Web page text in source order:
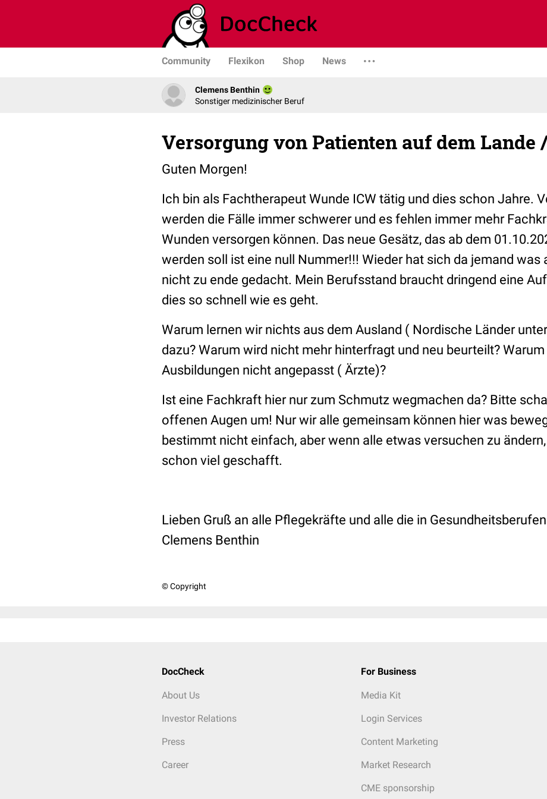
Community Flexikon Shop News
Clemens Benthin
Sonstiger medizinischer Beruf
Versorgung von Patienten auf dem Lande
Guten Morgen!
Ich bin als Fachtherapeut Wunde ICW tätig und dies schon Jahre.
werden die Fälle immer schwerer und es fehlen immer mehr
Wunden versorgen können. Das neue Gesätz, das ab dem
werden soll ist eine null Nummer!!! Wieder hat sich da jemand was
nicht zu ende gedacht. Mein Berufsstand braucht dringend eine
dies so schnell wie es geht.
Warum lernen wir nichts aus dem Ausland ( Nordische Länder
dazu? Warum wird nicht mehr hinterfragt und neu beurteilt?
Ausbildungen nicht angepasst ( Ärzte)?
Ist eine Fachkraft hier nur zum Schmutz wegmachen da? Bitte
offenen Augen um! Nur wir alle gemeinsam können hier was
bestimmt nicht einfach, aber wenn alle etwas versuchen zu
schon viel geschafft.
Lieben Gruß an alle Pflegekräfte und alle die in
Clemens Benthin
© Copyright
DocCheck
About Us
Investor Relations
Press
Career
For Business
Media Kit
Login Services
Content Marketing
Market Research
CME sponsorship